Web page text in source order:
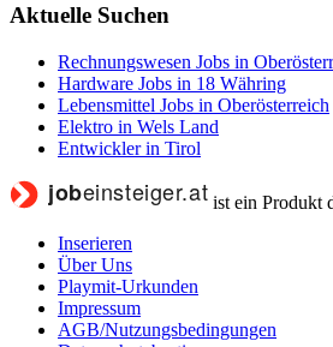
Aktuelle Suchen
Rechnungswesen Jobs in
Hardware Jobs in 18 Währing
Lebensmittel Jobs in Oberösterreich
Elektro in Wels Land
Entwickler in Tirol
ist ein Produkt
Inserieren
Über Uns
Playmit-Urkunden
Impressum
AGB/Nutzungsbedingungen